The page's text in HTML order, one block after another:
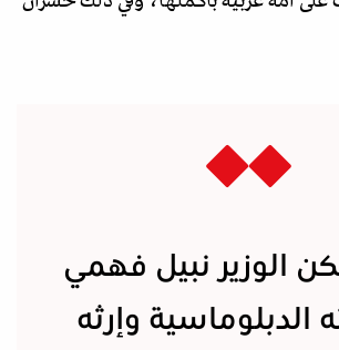
الوزير نبيل فهمي
الدبلوماسية وإرثه